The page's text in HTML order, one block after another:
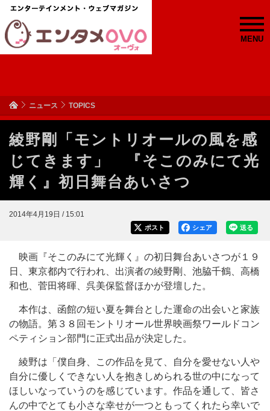
MENU
ニュース TOPICS
綾野剛「モントリオールの風を感
じてきます」 『そこのみにて光
輝く』初日舞台あいさつ
2014年4月19日 / 15:01
送る
シェア
ポスト
映画『そこのみにて光輝く』の初日舞台あいさつが１９
日、東京都内で行われ、出演者の綾野剛、池脇千鶴、高橋
和也、菅田将暉、呉美保監督ほかが登壇した。
本作は、函館の短い夏を舞台とした運命の出会いと家族
の物語。第３８回モントリオール世界映画祭ワールドコン
ペティション部門に正式出品が決定した。
綾野は「僕自身、この作品を見て、自分を愛せない人や
自分に優しくできない人を抱きしめられる世の中になって
ほしいなっていうのを感じています。作品を通して、皆さ
んの中でとても小さな幸せが一つともってくれたら幸いで